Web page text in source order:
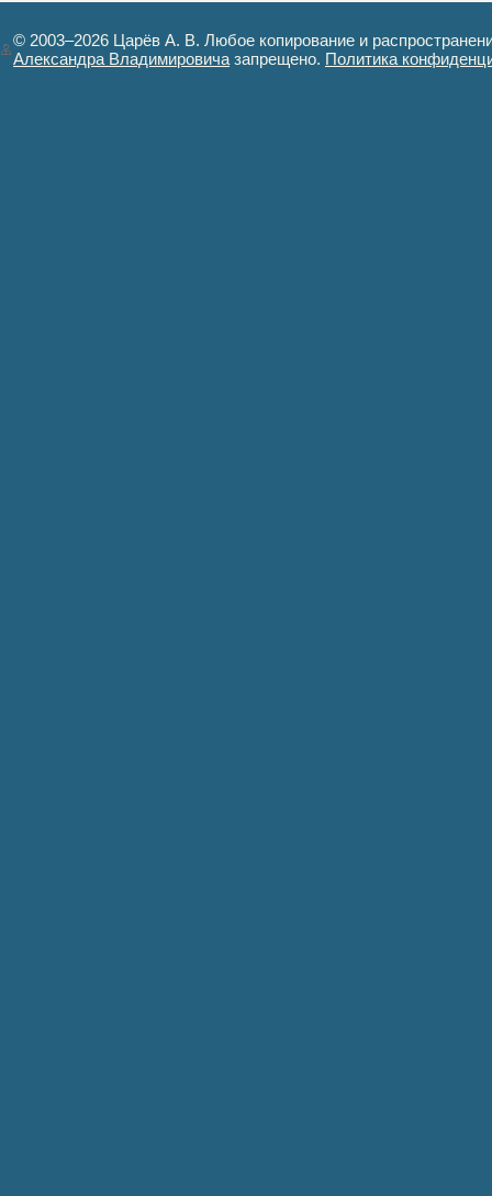
© 2003–2026 Царёв А. В. Любое копирование и
Александра Владимировича запрещено. Политика
Авторизация